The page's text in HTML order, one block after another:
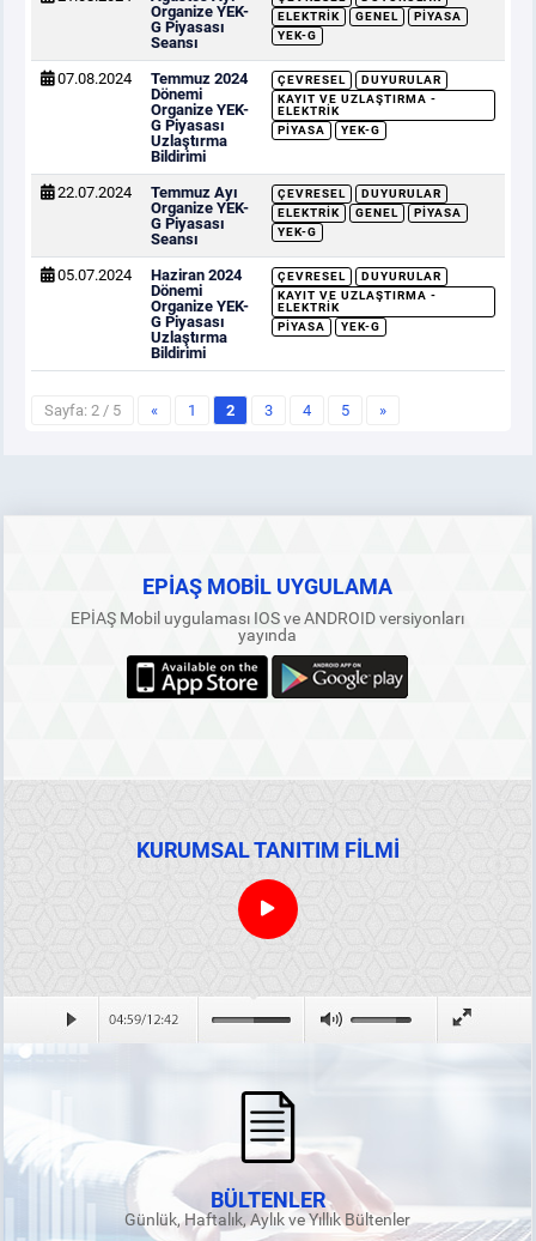
Organize YEK-
G Piyasası
Seansı
ELEKTRIK
GENEL
PIYASA
YEK-G
07.08.2024
Temmuz 2024
Dönemi
Organize YEK-
G Piyasası
Uzlaştırma
Bildirimi
ÇEVRESEL
DUYURULAR
KAYIT VE UZLAŞTIRMA -
ELEKTRIK
PIYASA
YEK-G
22.07.2024
Temmuz Ayı
Organize YEK-
G Piyasası
Seansı
ÇEVRESEL
DUYURULAR
ELEKTRIK
GENEL
PIYASA
YEK-G
05.07.2024
Haziran 2024
Dönemi
Organize YEK-
G Piyasası
Uzlaştırma
Bildirimi
ÇEVRESEL
DUYURULAR
KAYIT VE UZLAŞTIRMA -
ELEKTRIK
PIYASA
YEK-G
Sayfa: 2 / 5 « 1 2 3 4 5 »
EPİAŞ MOBİL UYGULAMA
EPİAŞ Mobil uygulaması IOS ve ANDROID versiyonları
yayında
KURUMSAL TANITIM FİLMİ
BÜLTENLER
Günlük, Haftalık, Aylık ve Yıllık Bültenler